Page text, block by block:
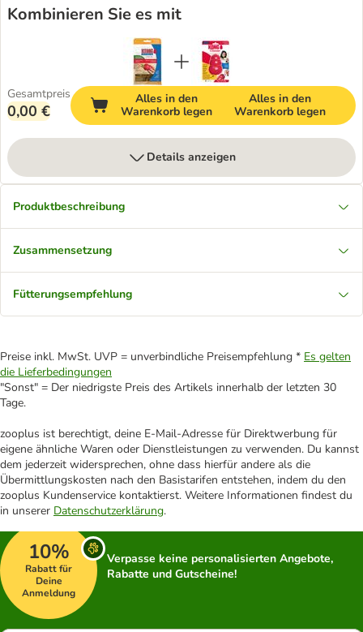
Kombinieren Sie es mit
Gesamtpreis
0,00 €
Alles in den
Warenkorb legen
Alles in den
Warenkorb legen
Details anzeigen
Produktbeschreibung
Zusammensetzung
Fütterungsempfehlung
Preise inkl. MwSt. UVP = unverbindliche Preisempfehlung * Es gelten
die Lieferbedingungen
"Sonst" = Der niedrigste Preis des Artikels innerhalb der letzten 30
Tage.
zooplus ist berechtigt, deine E-Mail-Adresse für Direktwerbung für
eigene ähnliche Waren oder Dienstleistungen zu verwenden. Du kannst
dem jederzeit widersprechen, ohne dass hierfür andere als die
Übermittlungskosten nach den Basistarifen entstehen, indem du den
zooplus Kundenservice kontaktierst. Weitere Informationen findest du
in unserer Datenschutzerklärung.
10%
Rabatt für
Deine
Anmeldung
Verpasse keine personalisierten Angebote,
Rabatte und Gutscheine!